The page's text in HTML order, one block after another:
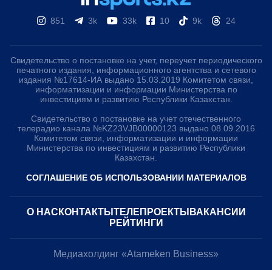
851 3k 33k 10 9k 24
Свидетельство о постановке на учет, переучет периодического
печатного издания, информационного агентства и сетевого
издания №17614-ИА выдано 15.03.2019 Комитетом связи,
информатизации и информации Министерства по
инвестициям и развитию Республики Казахстан.
Свидетельство о постановке на учет отечественного
телерадио канала №KZ23VJB00000123 выдано 08.09.2016
Комитетом связи, информатизации и информации
Министерства по инвестициям и развитию Республики
Казахстан.
СОГЛАШЕНИЕ ОБ ИСПОЛЬЗОВАНИИ МАТЕРИАЛОВ
О НАС КОНТАКТЫ ТЕЛЕПРОЕКТЫ ВАКАНСИИ
РЕЙТИНГИ
Медиахолдинг «Atameken Business»